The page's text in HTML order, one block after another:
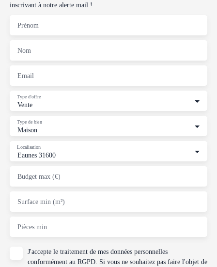
inscrivant à notre alerte mail !
Prénom
Nom
Email
Vente
Type d'offre
Maison
Type de bien
Eaunes 31600
Localisation
Budget max (€)
Surface min (m²)
Pièces min
J'accepte le traitement de mes données personnelles
conformément au RGPD. Si vous ne souhaitez pas faire l'objet de